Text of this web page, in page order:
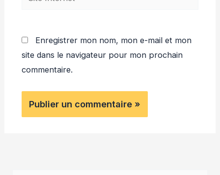
Enregistrer mon nom, mon e-mail et mon
site dans le navigateur pour mon prochain
commentaire.